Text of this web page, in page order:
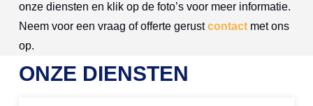
onze diensten en klik op de foto’s voor meer informatie.
Neem voor een vraag of offerte gerustcontactmet ons
op.
ONZE DIENSTEN